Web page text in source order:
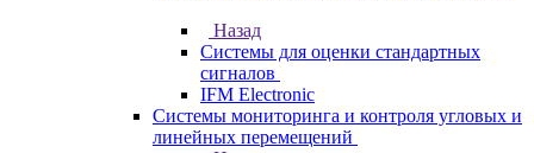
Назад
Системы для оценки стандартных
сигналов
IFM Electronic
Системы мониторинга и контроля угловых и
линейных перемещений